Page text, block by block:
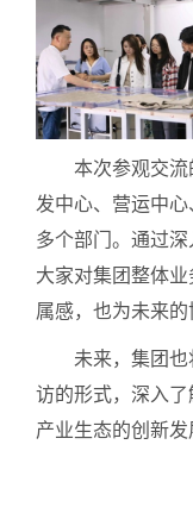
本次参观交
发中心、营运中
多个部门。通过
大家对集团整体
属感，也为未来的
未来，集团
访的形式，深入
产业生态的创新发